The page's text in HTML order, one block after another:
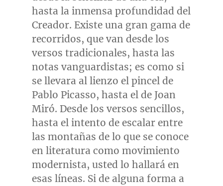
hasta la inmensa profundidad del
Creador. Existe una gran gama de
recorridos, que van desde los
versos tradicionales, hasta las
notas vanguardistas; es como si
se llevara al lienzo el pincel de
Pablo Picasso, hasta el de Joan
Miró. Desde los versos sencillos,
hasta el intento de escalar entre
las montañas de lo que se conoce
en literatura como movimiento
modernista, usted lo hallará en
esas líneas. Si de alguna forma a